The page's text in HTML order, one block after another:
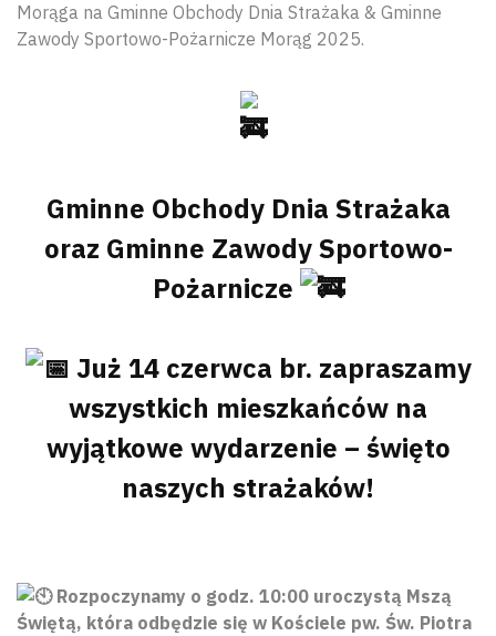
Morąga na Gminne Obchody Dnia Strażaka & Gminne
Zawody Sportowo-Pożarnicze Morąg 2025.
Gminne Obchody Dnia Strażaka
oraz Gminne Zawody Sportowo-
Pożarnicze
Już 14 czerwca br. zapraszamy
wszystkich mieszkańców na
wyjątkowe wydarzenie – święto
naszych strażaków!
Rozpoczynamy o godz. 10:00 uroczystą Mszą
Świętą, która odbędzie się w Kościele pw. Św. Piotra